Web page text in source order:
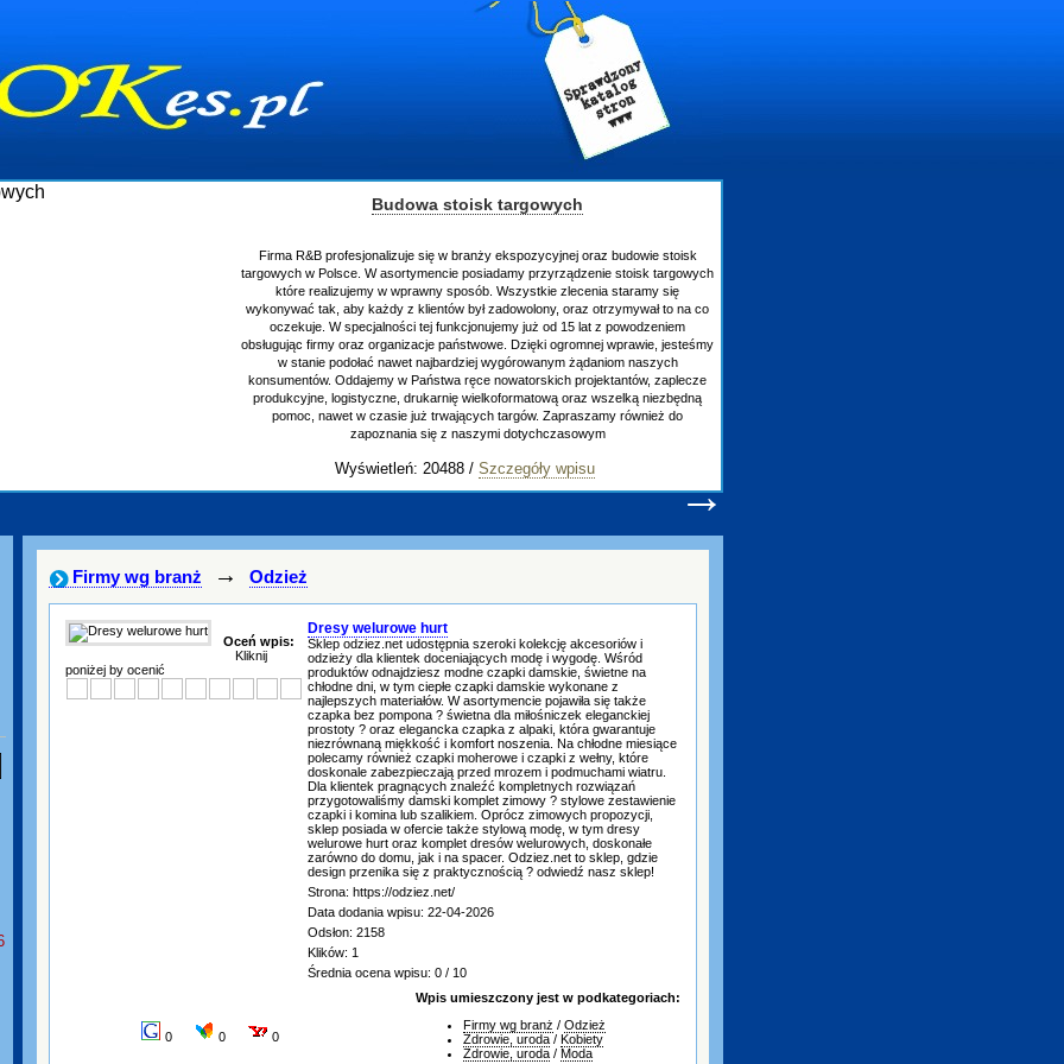
Budowa stoisk targowych
Firma R&B profesjonalizuje się w branży ekspozycyjnej oraz budowie stoisk
targowych w Polsce. W asortymencie posiadamy przyrządzenie stoisk targowych
które realizujemy w wprawny sposób. Wszystkie zlecenia staramy się
wykonywać tak, aby każdy z klientów był zadowolony, oraz otrzymywał to na co
oczekuje. W specjalności tej funkcjonujemy już od 15 lat z powodzeniem
obsługując firmy oraz organizacje państwowe. Dzięki ogromnej wprawie, jesteśmy
w stanie podołać nawet najbardziej wygórowanym żądaniom naszych
konsumentów. Oddajemy w Państwa ręce nowatorskich projektantów, zaplecze
produkcyjne, logistyczne, drukarnię wielkoformatową oraz wszelką niezbędną
pomoc, nawet w czasie już trwających targów. Zapraszamy również do
zapoznania się z naszymi dotychczasowym
Wyświetleń: 20488 / Szczegóły wpisu
→
Firmy wg branż → Odzież
Oceń wpis:
Kliknij
poniżej by ocenić
Dresy welurowe hurt
Sklep odziez.net udostępnia szeroki kolekcję akcesoriów i
odzieży dla klientek doceniających modę i wygodę. Wśród
produktów odnajdziesz modne czapki damskie, świetne na
chłodne dni, w tym ciepłe czapki damskie wykonane z
najlepszych materiałów. W asortymencie pojawiła się także
czapka bez pompona ? świetna dla miłośniczek eleganckiej
prostoty ? oraz elegancka czapka z alpaki, która gwarantuje
niezrównaną miękkość i komfort noszenia. Na chłodne miesiące
polecamy również czapki moherowe i czapki z wełny, które
doskonale zabezpieczają przed mrozem i podmuchami wiatru.
Dla klientek pragnących znaleźć kompletnych rozwiązań
przygotowaliśmy damski komplet zimowy ? stylowe zestawienie
czapki i komina lub szalikiem. Oprócz zimowych propozycji,
sklep posiada w ofercie także stylową modę, w tym dresy
welurowe hurt oraz komplet dresów welurowych, doskonałe
zarówno do domu, jak i na spacer. Odziez.net to sklep, gdzie
design przenika się z praktycznością ? odwiedź nasz sklep!
Strona: https://odziez.net/
Data dodania wpisu: 22-04-2026
Odsłon: 2158
Klików: 1
Średnia ocena wpisu: 0 / 10
0 0 0
Wpis umieszczony jest w podkategoriach:
Firmy wg branż / Odzież
Zdrowie, uroda / Kobiety
Zdrowie, uroda / Moda